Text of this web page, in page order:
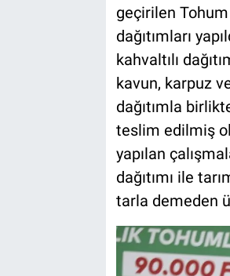
geçirilen
dağıtımları
kahvaltılı
kavun, karpuz
dağıtımla
teslim edilmiş
yapılan
dağıtımı ile
tarla demeden